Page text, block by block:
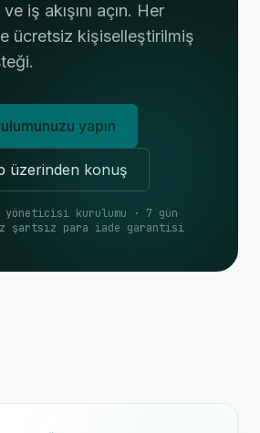
iş akışını açın. Her
ücretsiz kişiselleştirilmiş
yapın
üzerinden konuş
yöneticisi kurulumu · 7 gün
şartsız para iade garantisi